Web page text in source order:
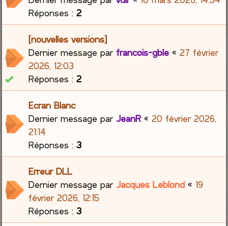
Réponses :2
[nouvelles versions]
Dernier message par francois-gble «27 février
2026, 12:03
Réponses :2
Ecran Blanc
Dernier message parJeanR «20 février 2026,
21:14
Réponses :3
Erreur DLL
Dernier message parJacques Leblond « 19
février 2026, 12:15
Réponses :3